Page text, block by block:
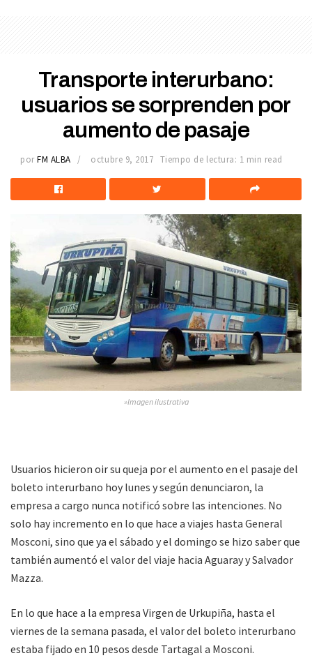
Transporte interurbano:
usuarios se sorprenden por
aumento de pasaje
por FM ALBA octubre 9, 2017 Tiempo de lectura: 1 min read
»Imagen ilustrativa
Usuarios hicieron oir su queja por el aumento en el pasaje del
boleto interurbano hoy lunes y según denunciaron, la
empresa a cargo nunca notificó sobre las intenciones. No
solo hay incremento en lo que hace a viajes hasta General
Mosconi, sino que ya el sábado y el domingo se hizo saber que
también aumentó el valor del viaje hacia Aguaray y Salvador
Mazza.
En lo que hace a la empresa Virgen de Urkupiña, hasta el
viernes de la semana pasada, el valor del boleto interurbano
estaba fijado en 10 pesos desde Tartagal a Mosconi.